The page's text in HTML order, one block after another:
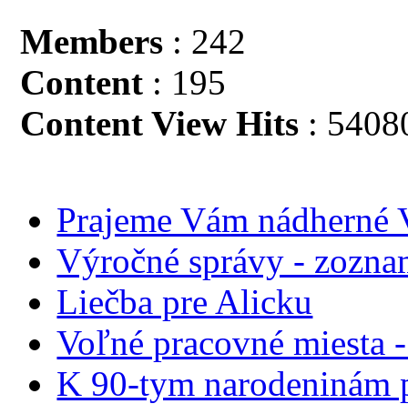
Members : 242
Content : 195
Content View Hits :
Prajeme Vám
Výročné správy -
Liečba pre Alicku
Voľné pracovné miesta
K 90-tym narodeninám